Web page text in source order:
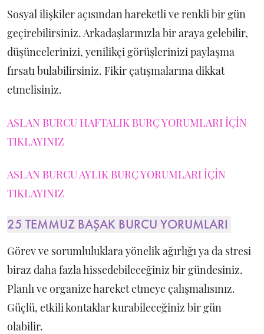
Sosyal ilişkiler açısından hareketli ve renkli bir gün
geçirebilirsiniz. Arkadaşlarınızla bir araya gelebilir,
düşüncelerinizi, yenilikçi görüşlerinizi paylaşma
fırsatı bulabilirsiniz. Fikir çatışmalarına dikkat
etmelisiniz.
ASLAN BURCU HAFTALIK BURÇ YORUMLARI İÇİN
TIKLAYINIZ
ASLAN BURCU AYLIK BURÇ YORUMLARI İÇİN
TIKLAYINIZ
25 TEMMUZ BAŞAK BURCU YORUMLARI
Görev ve sorumluluklara yönelik ağırlığı ya da stresi
biraz daha fazla hissedebileceğiniz bir gündesiniz.
Planlı ve organize hareket etmeye çalışmalısınız.
Güçlü, etkili kontaklar kurabileceğiniz bir gün
olabilir.